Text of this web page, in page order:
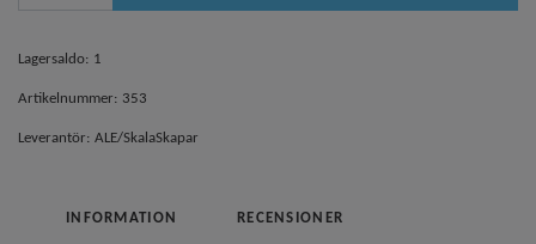
Lagersaldo: 1
Artikelnummer: 353
Leverantör: ALE/SkalaSkapar
INFORMATION RECENSIONER